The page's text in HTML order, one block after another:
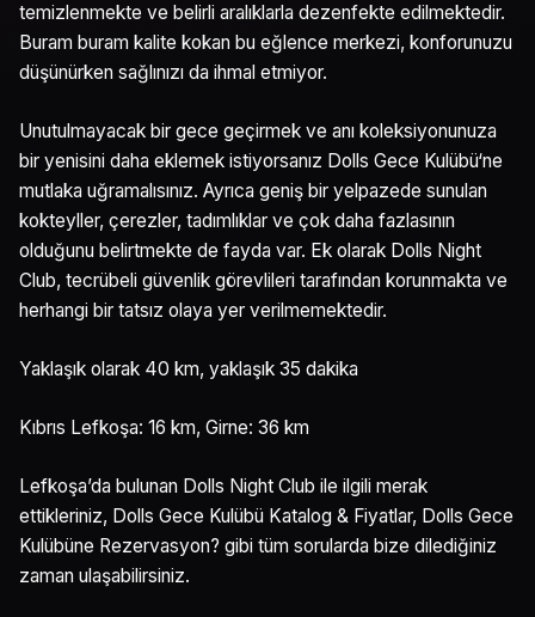
temizlenmekte ve belirli aralıklarla dezenfekte edilmektedir.
Buram buram kalite kokan bu eğlence merkezi, konforunuzu
düşünürken sağlınızı da ihmal etmiyor.
Unutulmayacak bir gece geçirmek ve anı koleksiyonunuza
bir yenisini daha eklemek istiyorsanız Dolls Gece Kulübü‘ne
mutlaka uğramalısınız. Ayrıca geniş bir yelpazede sunulan
kokteyller, çerezler, tadımlıklar ve çok daha fazlasının
olduğunu belirtmekte de fayda var. Ek olarak Dolls Night
Club, tecrübeli güvenlik görevlileri tarafından korunmakta ve
herhangi bir tatsız olaya yer verilmemektedir.
Yaklaşık olarak 40 km, yaklaşık 35 dakika
Kıbrıs Lefkoşa: 16 km, Girne: 36 km
Lefkoşa’da bulunan Dolls Night Club ile ilgili merak
ettikleriniz, Dolls Gece Kulübü Katalog & Fiyatlar, Dolls Gece
Kulübüne Rezervasyon? gibi tüm sorularda bize dilediğiniz
zaman ulaşabilirsiniz.